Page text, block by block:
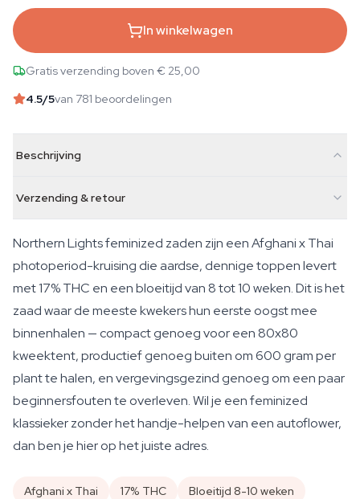
In winkelwagen
Gratis verzending boven € 25,00
4.5/5van 781 beoordelingen
Beschrijving
Verzending & retour
Northern Lights feminized zaden zijn een Afghani x Thai
photoperiod-kruising die aardse, dennige toppen levert
met 17% THC en een bloeitijd van 8 tot 10 weken. Dit is het
zaad waar de meeste kwekers hun eerste oogst mee
binnenhalen — compact genoeg voor een 80x80
kweektent, productief genoeg buiten om 600 gram per
plant te halen, en vergevingsgezind genoeg om een paar
beginnersfouten te overleven. Wil je een feminized
klassieker zonder het handje-helpen van een autoflower,
dan ben je hier op het juiste adres.
Afghani x Thai 17% THC
Bloeitijd 8-10 weken